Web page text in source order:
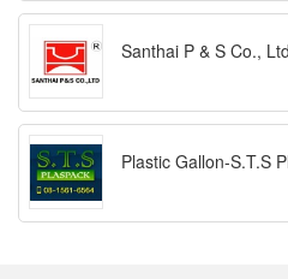
Santhai P & S Co.,
Plastic Gallon-S.T.S